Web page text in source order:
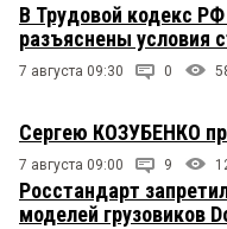
В Трудовой кодекс
разъяснены условия
7 августа 09:30 0
Сергею КОЗУБЕНКО
7 августа 09:00 9
Росстандарт
моделей грузовиков